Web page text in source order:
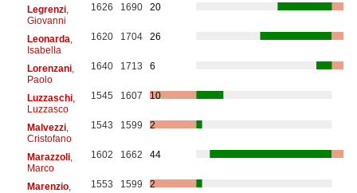
Legrenzi,
Giovanni
1626 1690 20
Leonarda
Isabella
1620 1704 26
Lorenzani,
Paolo
1640 1713 6
Luzzaschi,
Luzzasco
1545 1607 10
Malvezzi,
Cristofano
1543 1599 2
Marazzoli,
Marco
1602 1662 44
Marenzio,
1553 1599 2